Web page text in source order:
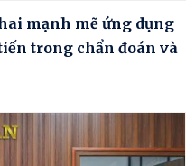
mạnh mẽ ứng dụng
trong chẩn đoán và